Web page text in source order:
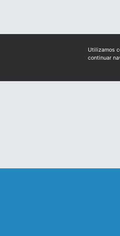
Utilizamos
continuar